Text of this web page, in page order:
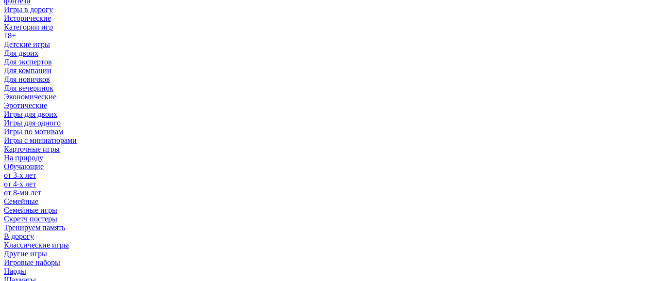
Игры в дорогу
Исторические
Категории игр
18+
Детские игры
Для двоих
Для экспертов
Для компании
Для новичков
Для вечеринок
Экономические
Эротические
Игры для двоих
Игры для одного
Игры по мотивам
Игры с миниатюрами
Карточные игры
На природу
Обучающие
от 3-х лет
от 4-х лет
от 8-ми лет
Семейные
Семейные игры
Скретч постеры
Тренируем память
В дорогу
Классические игры
Другие игры
Игровые наборы
Нарды